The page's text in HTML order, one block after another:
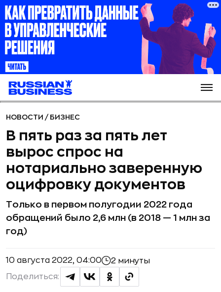
НОВОСТИ / БИЗНЕС
В пять раз за пять лет
вырос спрос на
нотариально заверенную
оцифровку документов
Только в первом полугодии 2022 года
обращений было 2,6 млн (в 2018 — 1 млн за
год)
10 августа 2022, 04:00 2 минуты
Поделиться: